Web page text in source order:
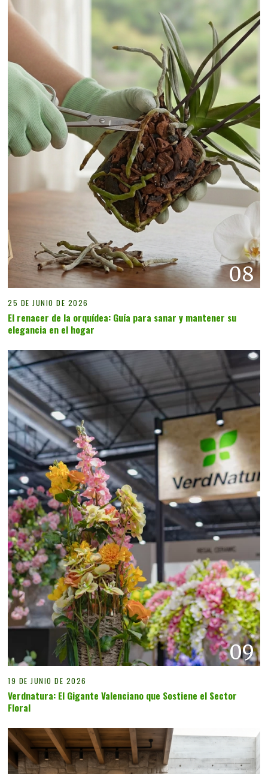
08
25 DE JUNIO DE 2026
El renacer de la orquídea: Guía para sanar y mantener su
elegancia en el hogar
09
19 DE JUNIO DE 2026
Verdnatura: El Gigante Valenciano que Sostiene el Sector
Floral